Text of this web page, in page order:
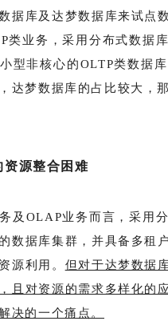
据库及达梦数据库来试点
类业务，采用分布式数据
型非核心的OLTP类数据
达梦数据库的占比较大，
资源整合困难
及OLAP业务而言，采用
数据库集群，并具备多租
源利用。 但对于达梦数据
且对资源的需求多样化的
决的一个痛点。